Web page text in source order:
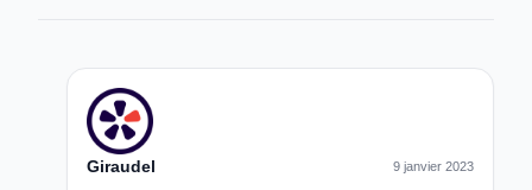
Giraudel 9 janvier 2023